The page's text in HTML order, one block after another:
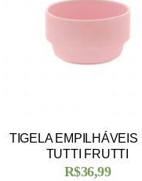
TIGELA EMPILHÁVEIS
TUTTI FRUTTI
R$36,99